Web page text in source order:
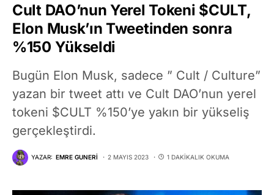
Cult DAO’nun Yerel Tokeni $CULT,
Elon Musk’ın Tweetinden sonra
%150 Yükseldi
Bugün Elon Musk, sadece ” Cult / Culture”
yazan bir tweet attı ve Cult DAO’nun yerel
tokeni $CULT %150’ye yakın bir yükseliş
gerçekleştirdi.
YAZAR: EMRE GUNERI 2 MAYIS 2023 1 DAKIKALIK OKUMA